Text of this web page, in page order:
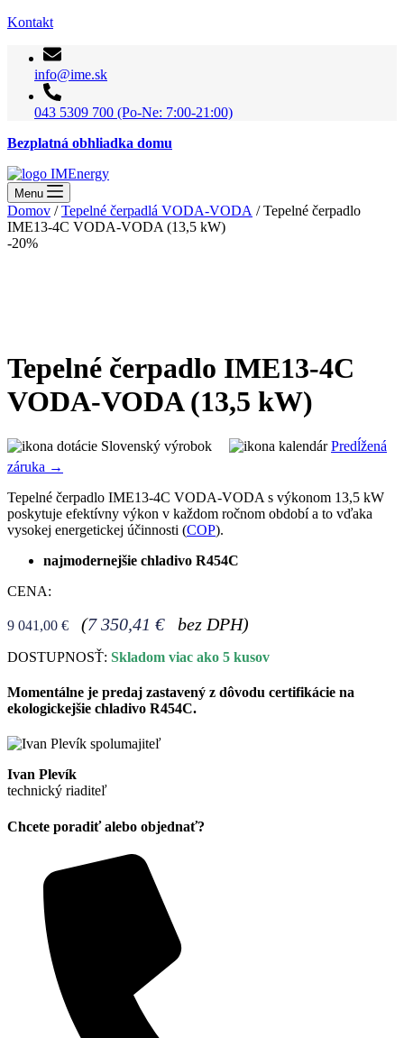
Kontakt
info@ime.sk
043 5309 700 (Po-Ne: 7:00-21:00)
Bezplatná obhliadka domu
Menu
Domov /Tepelné čerpadlá VODA-VODA / Tepelné čerpadlo
IME13-4C VODA-VODA (13,5 kW)
-20%
Tepelné čerpadlo IME13-4C
VODA-VODA (13,5 kW)
Slovenský výrobok
Predĺžená
záruka →
Tepelné čerpadlo IME13-4C VODA-VODA s výkonom 13,5 kW
poskytuje efektívny výkon v každom ročnom období a to vďaka
vysokej energetickej účinnosti (COP).
najmodernejšie chladivo R454C
CENA:
9 041,00 € (7 350,41 € bez DPH)
DOSTUPNOSŤ: Skladom viac ako 5 kusov
Momentálne je predaj zastavený z dôvodu certifikácie na
ekologickejšie chladivo R454C.
Ivan Plevík
technický riaditeľ
Chcete poradiť alebo objednať?